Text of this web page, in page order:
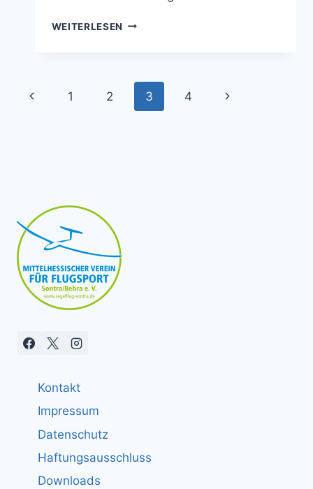
WEITERLESEN SAISONSTART
Seitennavigation
Vorherige
1 2 3 4
Nächste
Kontakt
Impressum
Datenschutz
Haftungsausschluss
Downloads